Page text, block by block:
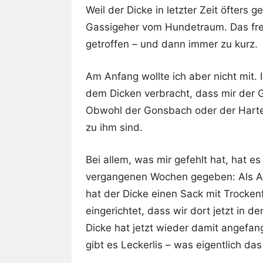
Weil der Dicke in letzter Zeit öfters
Gassigeher vom Hundetraum. Das
getroffen – und dann immer zu kurz.
Am Anfang wollte ich aber nicht mit.
dem Dicken verbracht, dass mir der
Obwohl der Gonsbach oder der
zu ihm sind.
Bei allem, was mir gefehlt hat, hat
vergangenen Wochen gegeben: Als
hat der Dicke einen Sack mit
eingerichtet, dass wir dort jetzt in
Dicke hat jetzt wieder damit
gibt es Leckerlis – was eigentlich